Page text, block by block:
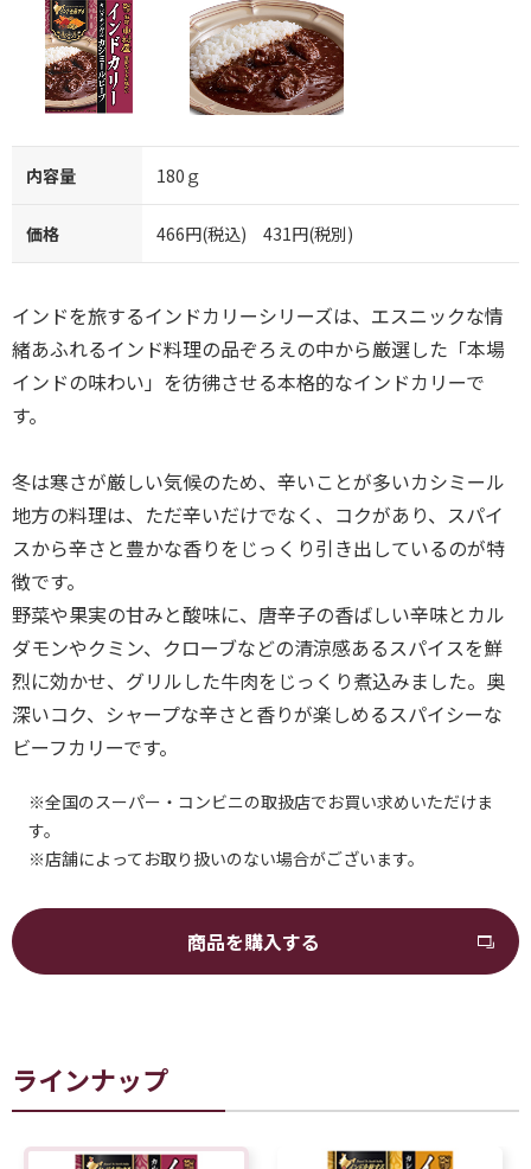
内容量 180ｇ
価格 466円(税込) 431円(税別)
インドを旅するインドカリーシリーズは、エスニックな情
緒あふれるインド料理の品ぞろえの中から厳選した「本場
インドの味わい」を彷彿させる本格的なインドカリーで
す。
冬は寒さが厳しい気候のため、辛いことが多いカシミール
地方の料理は、ただ辛いだけでなく、コクがあり、スパイ
スから辛さと豊かな香りをじっくり引き出しているのが特
徴です。
野菜や果実の甘みと酸味に、唐辛子の香ばしい辛味とカル
ダモンやクミン、クローブなどの清涼感あるスパイスを鮮
烈に効かせ、グリルした牛肉をじっくり煮込みました。奥
深いコク、シャープな辛さと香りが楽しめるスパイシーな
ビーフカリーです。
※全国のスーパー・コンビニの取扱店でお買い求めいただけま
す。
※店舗によってお取り扱いのない場合がございます。
商品を購入する
ラインナップ